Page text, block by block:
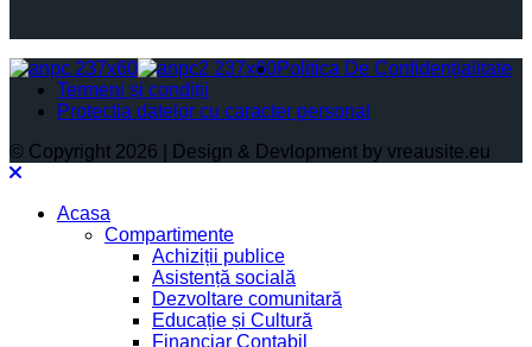
Politica De Confidențialitate
Termeni și condiții
Protectia datelor cu caracter personal
© Copyright 2026 | Design & Devlopment by vreausite.eu
Acasa
Compartimente
Achiziții publice
Asistență socială
Dezvoltare comunitară
Educație și Cultură
Financiar Contabil